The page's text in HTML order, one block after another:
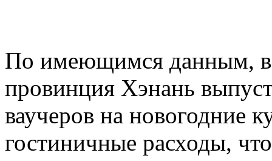
По имеющимся данным, в
провинция Хэнань
ваучеров на новогодние
гостиничные расходы,